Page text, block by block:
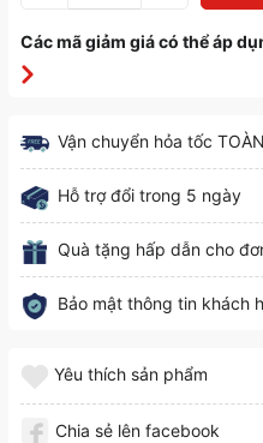
Các mã giảm giá có thể áp
Vận chuyển hỏa tốc
Hỗ trợ đổi trong 5 ngày
Quà tặng hấp dẫn cho
Bảo mật thông tin khách
Yêu thích sản phẩm
Chia sẻ lên facebook